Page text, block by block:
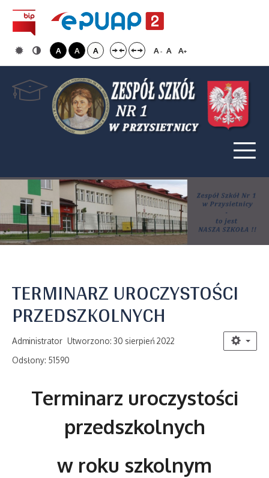
A A A A- A A+
TERMINARZ UROCZYSTOŚCI
PRZEDSZKOLNYCH
Administrator Utworzono: 30 sierpień 2022
Odsłony: 51590
Terminarz uroczystości
przedszkolnych
w roku szkolnym